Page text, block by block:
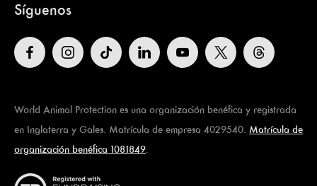
Síguenos
World Animal Protection es una organización benéfica y registrada
en Inglaterra y Gales. Matrícula de empresa 4029540. Matrícula de
organización benéfica 1081849